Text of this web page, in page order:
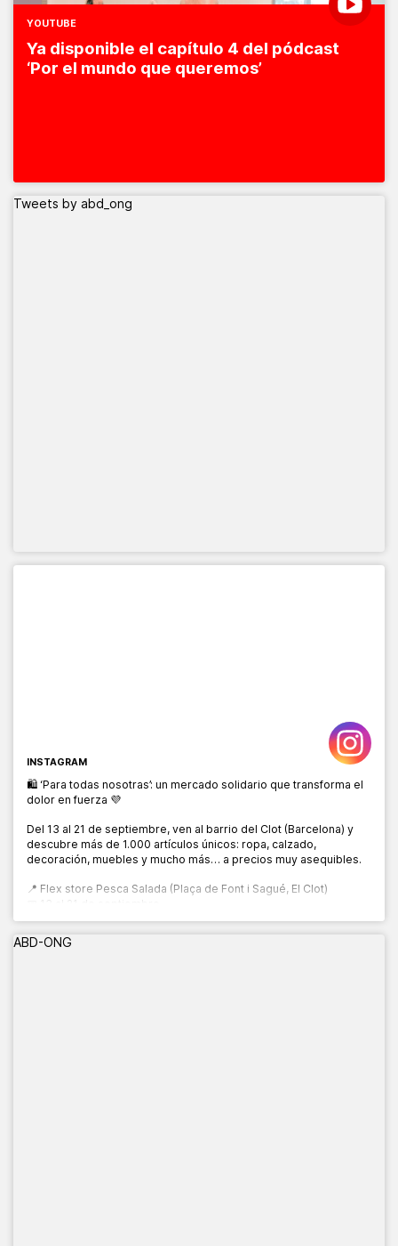
YOUTUBE
Ya disponible el capítulo 4 del pódcast
‘Por el mundo que queremos’
Tweets by abd_ong
INSTAGRAM
🛍️ ‘Para todas nosotras’: un mercado solidario que transforma el
dolor en fuerza 💜
Del 13 al 21 de septiembre, ven al barrio del Clot (Barcelona) y
descubre más de 1.000 artículos únicos: ropa, calzado,
decoración, muebles y mucho más… a precios muy asequibles.
📍 Flex store Pesca Salada (Plaça de Font i Sagué, El Clot)
🕙 10:00 a 20:00 h
ABD-ONG